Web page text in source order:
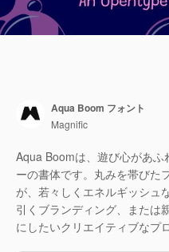
Aqua Boom フォント
Magnific
Aqua Boomは、遊び心があ
ーの書体です。丸みを帯びた
が、若々しくエネルギッシュ
引くブランディング、または
にしたいクリエイティブなプ